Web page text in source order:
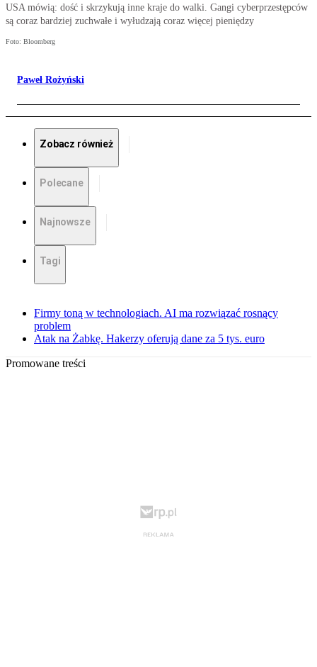
USA mówią: dość i skrzykują inne kraje do walki. Gangi cyberprzestępców
są coraz bardziej zuchwałe i wyłudzają coraz więcej pieniędzy
Foto: Bloomberg
Paweł Rożyński
Zobacz również
Polecane
Najnowsze
Tagi
Firmy toną w technologiach. AI ma rozwiązać rosnący
problem
Atak na Żabkę. Hakerzy oferują dane za 5 tys. euro
Promowane treści